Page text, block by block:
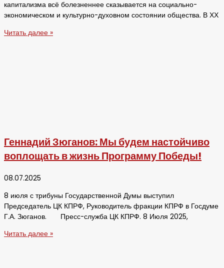
капитализма всё болезненнее сказывается на социально-
экономическом и культурно-духовном состоянии общества. В ХХ
Читать далее »
Геннадий Зюганов: Мы будем настойчиво
воплощать в жизнь Программу Победы!
08.07.2025
8 июля с трибуны Государственной Думы выступил
Председатель ЦК КПРФ, Руководитель фракции КПРФ в Госдуме
Г.А. Зюганов. Пресс-служба ЦК КПРФ. 8 Июля 2025,
Читать далее »